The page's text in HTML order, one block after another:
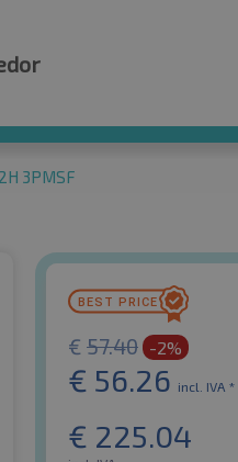
3PMSF
€ 57.40 -2%
€ 56.26 incl. IVA *
€ 225.04